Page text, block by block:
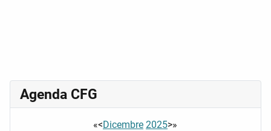
Agenda CFG
«<Dicembre 2025>»